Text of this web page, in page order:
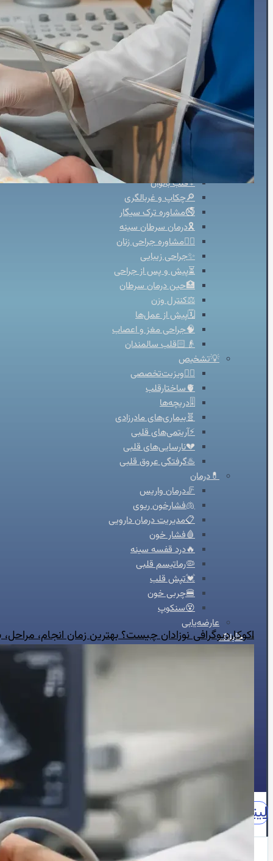
💪استرین اکو
👶اکو جنینی
📉نوار قلب
⌚هولتر فشارخون
💓هولتر ضربان قلب
🚴‍♀️تست ورزش
💉آنژیوگرافی
🩺تشخیص‌ودرمان
💬مشاوره
🛡️مشاوره پیشگیری
🍎مشاوره تخصصی تغذیه
🩸بیماران دیابتی
♀️قلب بانوان
🔎چکاپ و غربالگری
🚭مشاوره ترک سیگار
🎗️درمان سرطان سینه
👩‍⚕️مشاوره جراحی زنان
✨جراحی زیبایی
⏳پیش و پس از جراحی
🏥حین درمان سرطان
⚖️کنترل وزن
🗓️پیش از عمل‌ها
🧠جراحی مغز و اعصاب
👴🏻قلب سالمندان
💡تشخیص
👨‍⚕️ویزیت‌تخصصی
🫀ساختارقلب
🎚️دریچه‌ها
🧬بیماری‌های مادرزادی
⚡آریتمی‌های قلبی
💔نارسایی‌های قلبی
♨️گرفتگی عروق قلبی
💊درمان
🦵درمان واریس
🫁فشارخون ریوی
📋مدیریت درمان دارویی
🩸فشار خون
🔥درد قفسه سینه
🦠رماتیسم قلبی
💓تپش قلب
🍔چربی خون
😵سنکوپ
عارضه‌یابی
📝بلاگ
📞تماس با ما
لینکدین آپارات واتساپواتساپ مشاوره
اکوکاردیوگرافی نوزادان چیست؟ بهترین زمان انجام،